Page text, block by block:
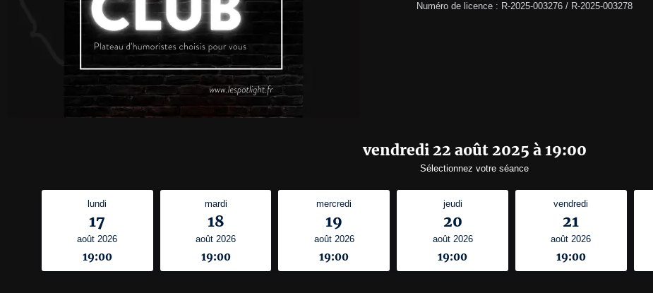
Numéro de licence : R-2025-003276 / R-2025-003278
vendredi 22 août 2025 à 19:00
Sélectionnez votre séance
lundi
17
août 2026
19:00
mardi
18
août 2026
19:00
mercredi
19
août 2026
19:00
jeudi
20
août 2026
19:00
vendredi
21
août 2026
19:00